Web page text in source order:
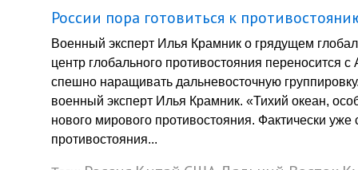
России пора готовиться к
Военный эксперт Илья Крамник о грядущем
центр глобального противостояния переносится
спешно наращивать дальневосточную
военный эксперт Илья Крамник. «Тихий океан,
нового мирового противостояния. Фактически
противостояния...